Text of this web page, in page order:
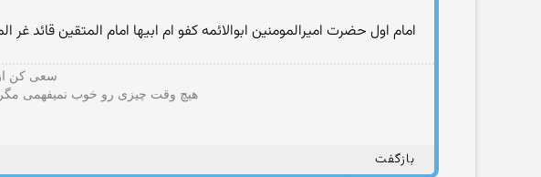
امام اول حضرت امیرالمومنین ابوالائمه کفو ام ابیها امام المتقین قائد
سعی کن از
هیچ وقت چیزی رو خوب نمیفهمی مگر
بازگفت